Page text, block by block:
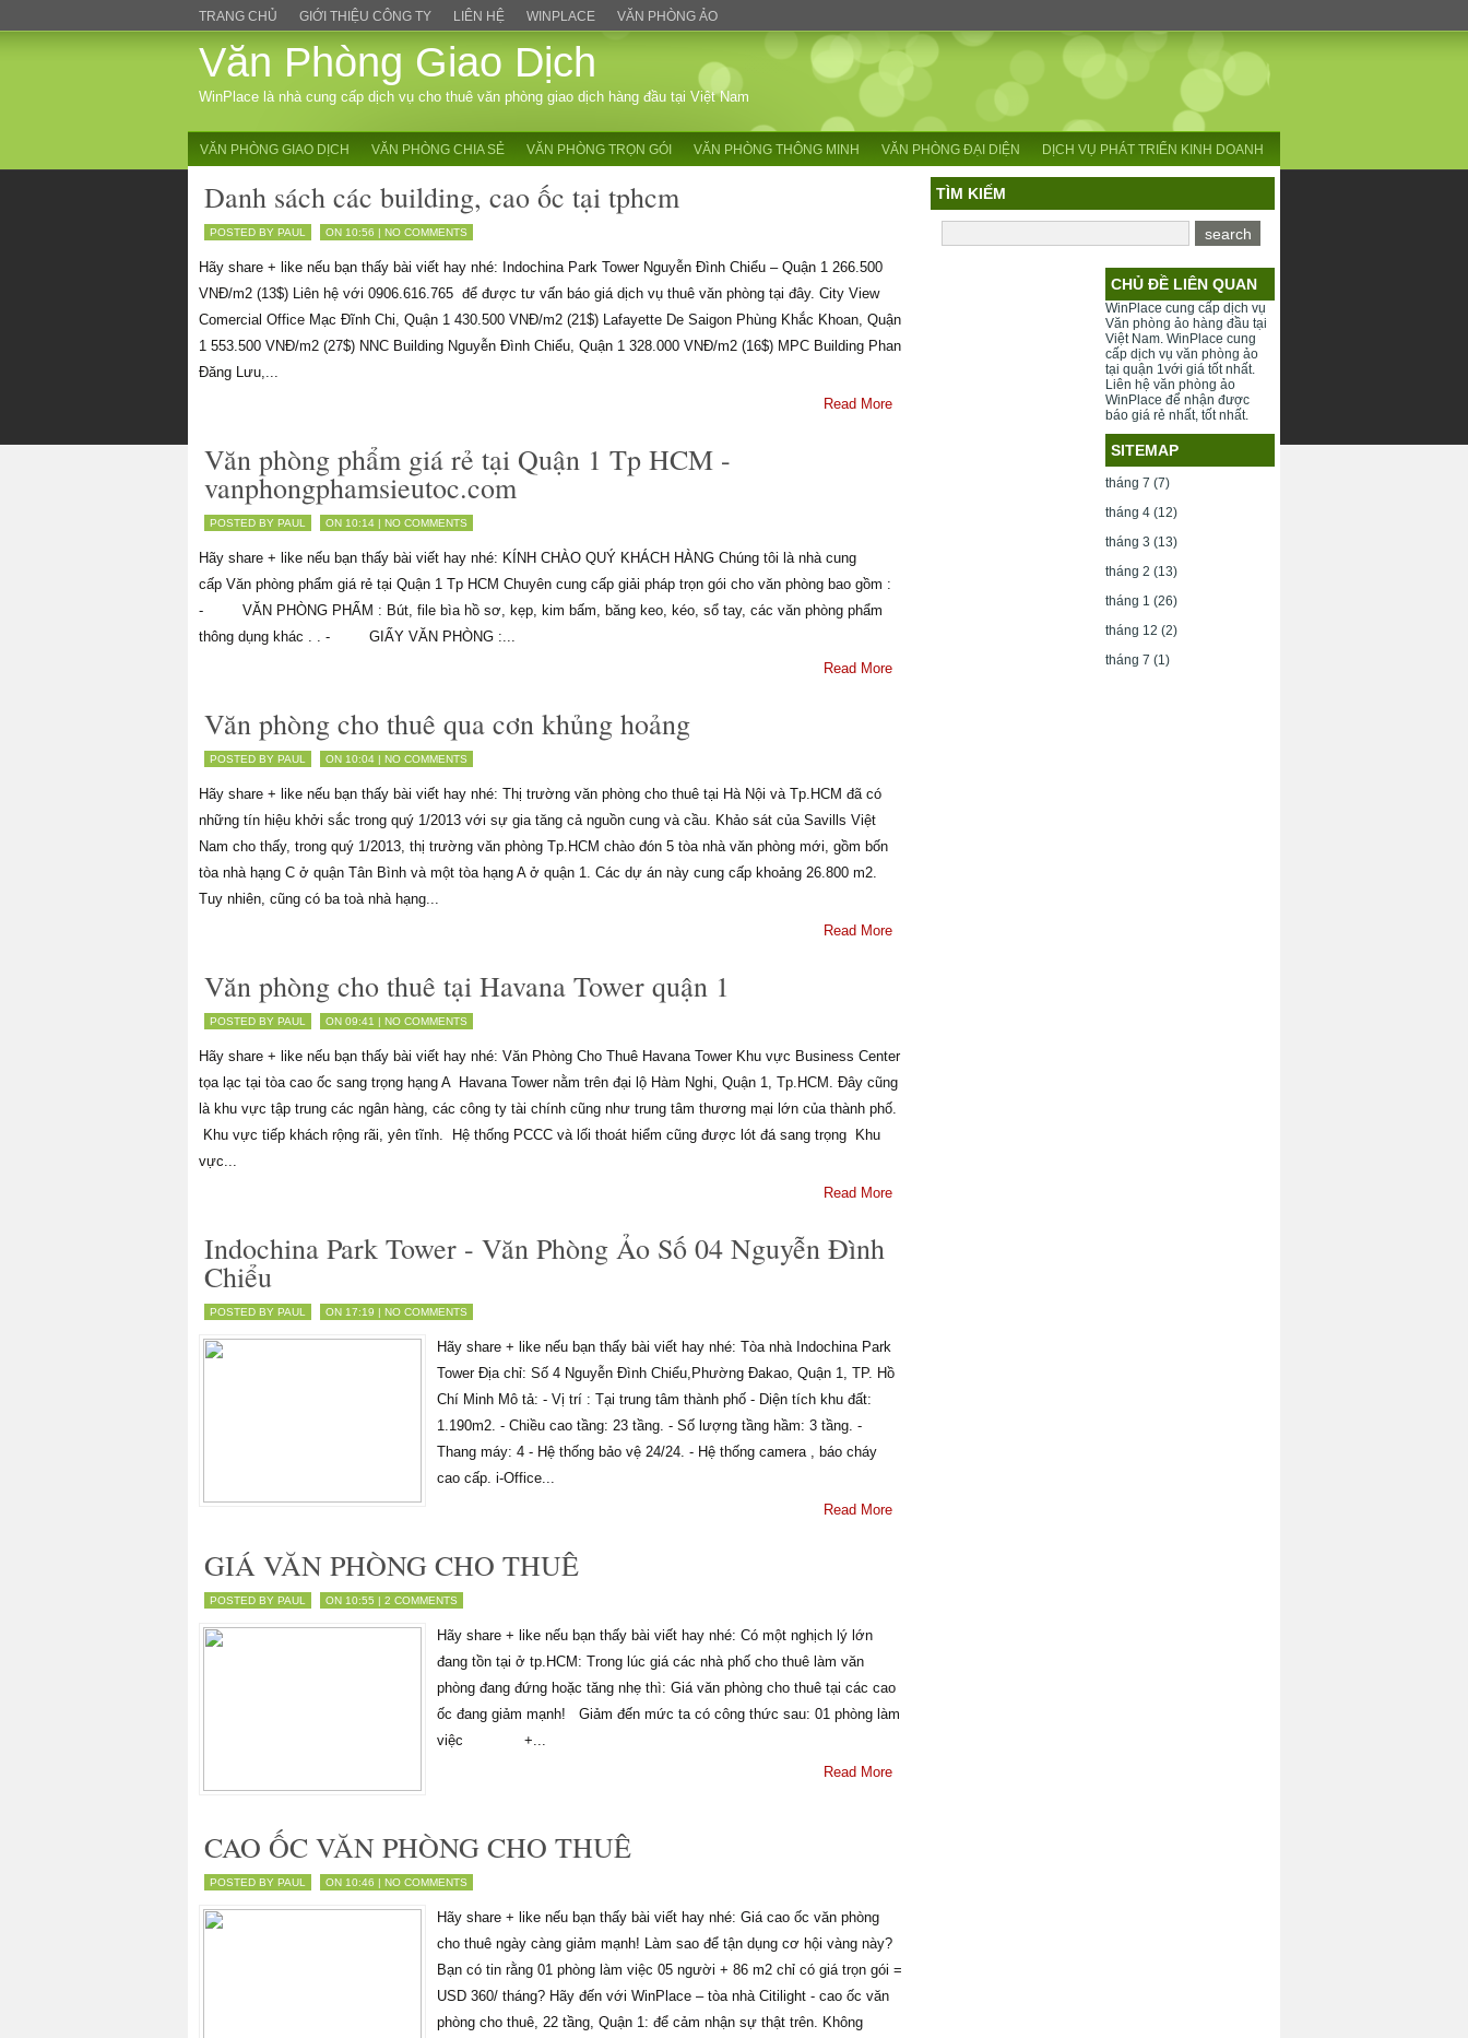
TRANG CHỦ GIỚI THIỆU CÔNG TY LIÊN HỆ WINPLACE VĂN PHÒNG ẢO
Văn Phòng Giao Dịch
WinPlace là nhà cung cấp dịch vụ cho thuê văn phòng giao dịch hàng đầu tại Việt Nam
VĂN PHÒNG GIAO DỊCH VĂN PHÒNG CHIA SẺ VĂN PHÒNG TRỌN GÓI VĂN PHÒNG THÔNG MINH VĂN PHÒNG ĐẠI DIỆN DỊCH VỤ PHÁT TRIỂN KINH DOANH
Danh sách các building, cao ốc tại tphcm
POSTED BY PAUL ON 10:56 | NO COMMENTS
Hãy share + like nếu bạn thấy bài viết hay nhé: Indochina Park Tower Nguyễn Đình Chiểu – Quận 1 266.500
VNĐ/m2 (13$) Liên hệ với 0906.616.765 để được tư vấn báo giá dịch vụ thuê văn phòng tại đây. City View
Comercial Office Mạc Đĩnh Chi, Quận 1 430.500 VNĐ/m2 (21$) Lafayette De Saigon Phùng Khắc Khoan, Quận
1 553.500 VNĐ/m2 (27$) NNC Building Nguyễn Đình Chiểu, Quận 1 328.000 VNĐ/m2 (16$) MPC Building Phan
Đăng Lưu,...
Read More
Văn phòng phẩm giá rẻ tại Quận 1 Tp HCM -
vanphongphamsieutoc.com
POSTED BY PAUL ON 10:14 | NO COMMENTS
Hãy share + like nếu bạn thấy bài viết hay nhé: KÍNH CHÀO QUÝ KHÁCH HÀNG Chúng tôi là nhà cung
cấp Văn phòng phẩm giá rẻ tại Quận 1 Tp HCM Chuyên cung cấp giải pháp trọn gói cho văn phòng bao gồm :
- VĂN PHÒNG PHẨM : Bút, file bìa hồ sơ, kẹp, kim bấm, băng keo, kéo, sổ tay, các văn phòng phẩm
thông dụng khác . . - GIẤY VĂN PHÒNG :...
Read More
Văn phòng cho thuê qua cơn khủng hoảng
POSTED BY PAUL ON 10:04 | NO COMMENTS
Hãy share + like nếu bạn thấy bài viết hay nhé: Thị trường văn phòng cho thuê tại Hà Nội và Tp.HCM đã có
những tín hiệu khởi sắc trong quý 1/2013 với sự gia tăng cả nguồn cung và cầu. Khảo sát của Savills Việt
Nam cho thấy, trong quý 1/2013, thị trường văn phòng Tp.HCM chào đón 5 tòa nhà văn phòng mới, gồm bốn
tòa nhà hạng C ở quận Tân Bình và một tòa hạng A ở quận 1. Các dự án này cung cấp khoảng 26.800 m2.
Tuy nhiên, cũng có ba toà nhà hạng...
Read More
Văn phòng cho thuê tại Havana Tower quận 1
POSTED BY PAUL ON 09:41 | NO COMMENTS
Hãy share + like nếu bạn thấy bài viết hay nhé: Văn Phòng Cho Thuê Havana Tower Khu vực Business Center
tọa lạc tại tòa cao ốc sang trọng hạng A Havana Tower nằm trên đại lộ Hàm Nghi, Quận 1, Tp.HCM. Đây cũng
là khu vực tập trung các ngân hàng, các công ty tài chính cũng như trung tâm thương mại lớn của thành phố.
Khu vực tiếp khách rộng rãi, yên tĩnh. Hệ thống PCCC và lối thoát hiểm cũng được lót đá sang trọng Khu
vực...
Read More
Indochina Park Tower - Văn Phòng Ảo Số 04 Nguyễn Đình
Chiểu
POSTED BY PAUL ON 17:19 | NO COMMENTS
Hãy share + like nếu bạn thấy bài viết hay nhé: Tòa nhà Indochina Park
Tower Địa chỉ: Số 4 Nguyễn Đình Chiểu,Phường Đakao, Quận 1, TP. Hồ
Chí Minh Mô tả: - Vị trí : Tại trung tâm thành phố - Diện tích khu đất:
1.190m2. - Chiều cao tầng: 23 tầng. - Số lượng tầng hầm: 3 tầng. -
Thang máy: 4 - Hệ thống bảo vệ 24/24. - Hệ thống camera , báo cháy
cao cấp. i-Office...
Read More
GIÁ VĂN PHÒNG CHO THUÊ
POSTED BY PAUL ON 10:55 | 2 COMMENTS
Hãy share + like nếu bạn thấy bài viết hay nhé: Có một nghịch lý lớn
đang tồn tại ở tp.HCM: Trong lúc giá các nhà phố cho thuê làm văn
phòng đang đứng hoặc tăng nhẹ thì: Giá văn phòng cho thuê tại các cao
ốc đang giảm mạnh! Giảm đến mức ta có công thức sau: 01 phòng làm
việc +...
Read More
CAO ỐC VĂN PHÒNG CHO THUÊ
POSTED BY PAUL ON 10:46 | NO COMMENTS
Hãy share + like nếu bạn thấy bài viết hay nhé: Giá cao ốc văn phòng
cho thuê ngày càng giảm mạnh! Làm sao để tận dụng cơ hội vàng này?
Bạn có tin rằng 01 phòng làm việc 05 người + 86 m2 chỉ có giá trọn gói =
USD 360/ tháng? Hãy đến với WinPlace – tòa nhà Citilight - cao ốc văn
phòng cho thuê, 22 tầng, Quận 1: để cảm nhận sự thật trên. Không
TÌM KIẾM
CHỦ ĐỀ LIÊN QUAN
WinPlace cung cấp dịch vụ
Văn phòng ảo hàng đầu tại
Việt Nam. WinPlace cung
cấp dịch vụ văn phòng ảo
tại quận 1với giá tốt nhất.
Liên hệ văn phòng ảo
WinPlace để nhận được
báo giá rẻ nhất, tốt nhất.
SITEMAP
tháng 7 (7)
tháng 4 (12)
tháng 3 (13)
tháng 2 (13)
tháng 1 (26)
tháng 12 (2)
tháng 7 (1)